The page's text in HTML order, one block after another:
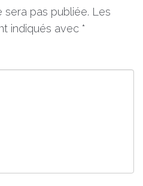
sera pas publiée. Les
indiqués avec *